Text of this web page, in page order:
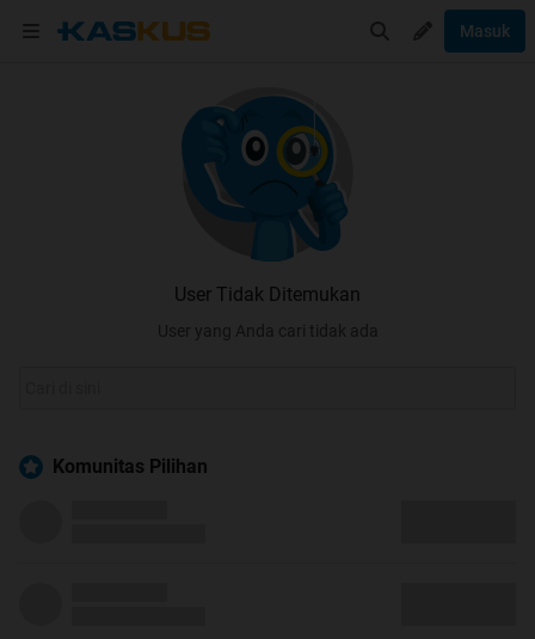
Masuk
User Tidak Ditemukan
User yang Anda cari tidak ada
Komunitas Pilihan